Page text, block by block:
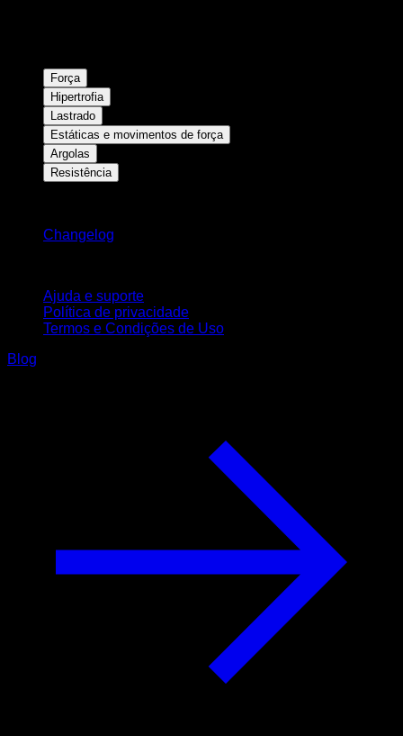
Força
Hipertrofia
Lastrado
Estáticas e movimentos de força
Argolas
Resistência
Changelog
Ajuda e suporte
Política de privacidade
Termos e Condições de Uso
Blog